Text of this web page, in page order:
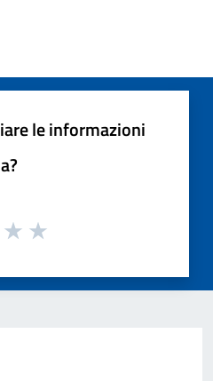
le informazioni